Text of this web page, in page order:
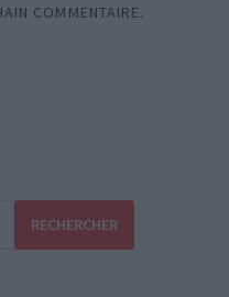
COMMENTAIRE.
RECHERCHER